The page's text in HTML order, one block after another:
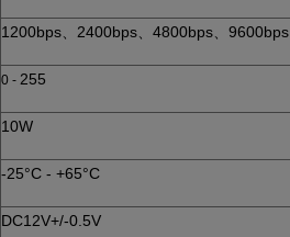
1200bps、2400bps、4800bps、
0 - 255
10W
-25°C - +65°C
DC12V+/-0.5V